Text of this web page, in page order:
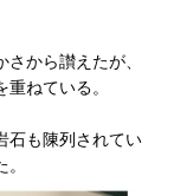
から讃えたが、
ねている。
石も陳列されてい